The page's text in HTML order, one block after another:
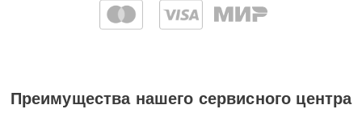
Преимущества нашего сервисного центра